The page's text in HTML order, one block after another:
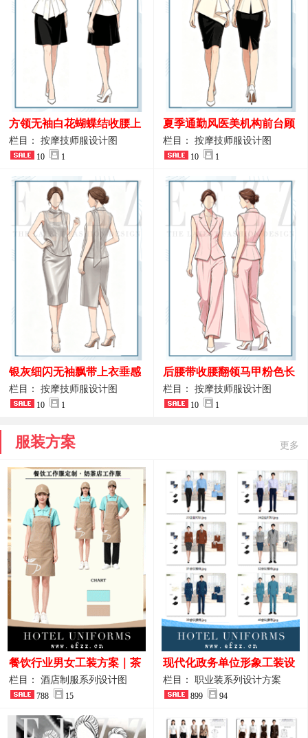
方领无袖白花蝴蝶结收腰上
衣 SPA会所接待工作制服设
计
栏目： 按摩技师服设计图
10 1
夏季通勤风医美机构前台顾
问端庄工作制服
栏目： 按摩技师服设计图
10 1
银灰细闪无袖飘带上衣垂感
开叉中长裙 星级酒店前厅礼
仪高级全套工作服
栏目： 按摩技师服设计图
10 1
后腰带收腰翻领马甲粉色长
裤套装 美容门店前台主管精
致高级工装
栏目： 按摩技师服设计图
10 1
服装方案 更多
餐饮行业男女工装方案｜茶
饮休闲款、国风中餐款、轻
奢西餐马甲款
栏目： 酒店制服系列设计图
788 15
现代化政务单位形象工装设
计｜国风会务接待西装制服
整套方案
栏目： 职业装系列设计方案
899 94